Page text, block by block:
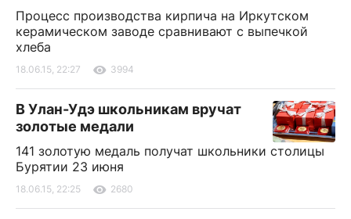
Процесс производства кирпича на Иркутском
керамическом заводе сравнивают с выпечкой
хлеба
18.06.15, 22:27 3994
В Улан-Удэ школьникам вручат
золотые медали
141 золотую медаль получат школьники столицы
Бурятии 23 июня
18.06.15, 22:25 2680